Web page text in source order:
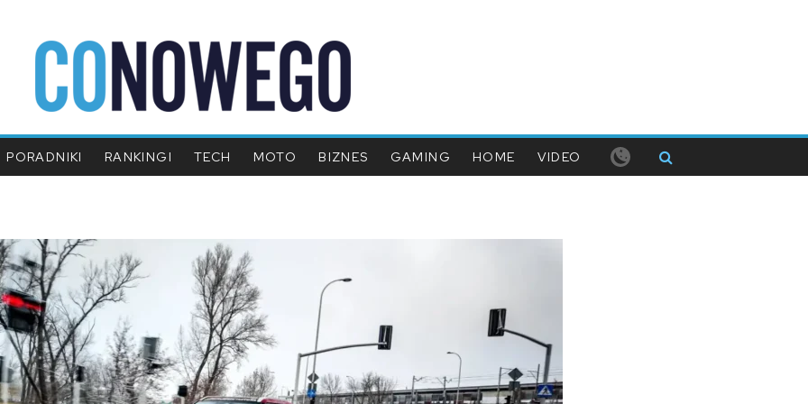
PORADNIKI RANKINGI TECH MOTO BIZNES GAMING HOME VIDEO